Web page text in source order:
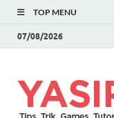
TOP MENU
07/08/2026